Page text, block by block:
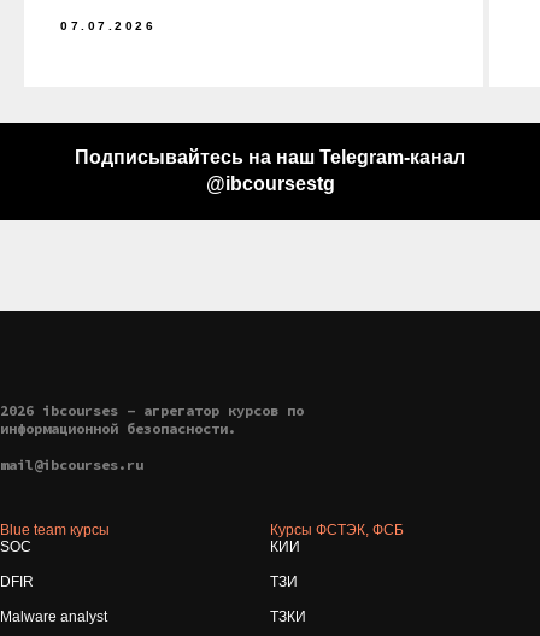
07.07.2026
Подписывайтесь на наш Telegram-канал
@ibcoursestg
2026 ibcourses - агрегатор курсов по
информационной безопасности.
mail@ibcourses.ru
Blue team курсы
SOC
DFIR
Malware analyst
Курсы ФСТЭК, ФСБ
КИИ
ТЗИ
ТЗКИ